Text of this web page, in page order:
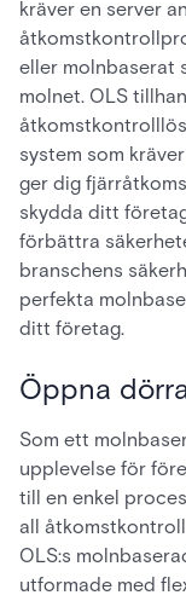
kräver en server
eller molnbaserat
molnet. OLS
system som
ger dig
skydda ditt
förbättra
branschens
perfekta
ditt företag.
Öppna
Som ett
upplevelse för
till en enkel
all
OLS:s
utformade med